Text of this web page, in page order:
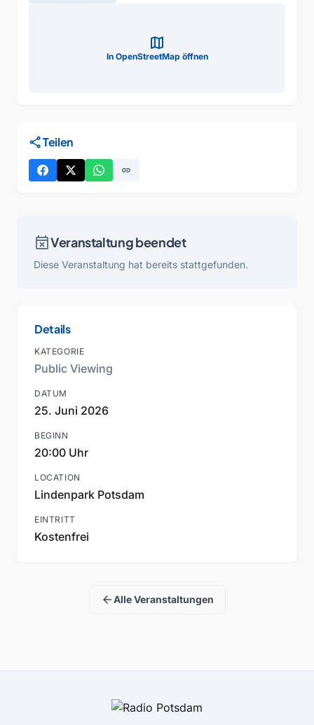
map
In OpenStreetMap öffnen
shareTeilen
link
event_busyVeranstaltung beendet
Diese Veranstaltung hat bereits stattgefunden.
Details
KATEGORIE
Public Viewing
DATUM
25. Juni 2026
BEGINN
20:00 Uhr
LOCATION
Lindenpark Potsdam
EINTRITT
Kostenfrei
arrow_backAlle Veranstaltungen